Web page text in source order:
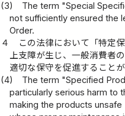
(3)
The term "Special
not sufficiently ensured the
Order.
４
この法律において「特定
上支障が生じ、一般消費者
適切な保守を促進すること
(4)
The term "Specified
particularly serious harm to
making the products